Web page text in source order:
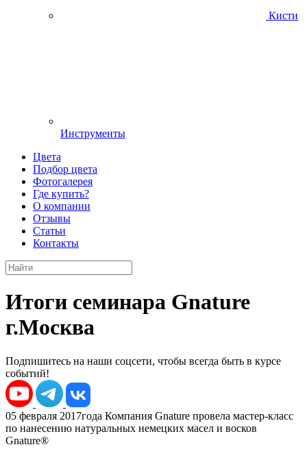
Кисти
Инструменты
Цвета
Подбор цвета
Фотогалерея
Где купить?
О компании
Отзывы
Статьи
Контакты
Итоги семинара Gnature
г.Москва
Подпишитесь на наши соцсети, чтобы всегда быть в курсе
событий!
05 февраля 2017года Компания Gnature провела мастер-класс
по нанесению натуральных немецких масел и восков
Gnature®